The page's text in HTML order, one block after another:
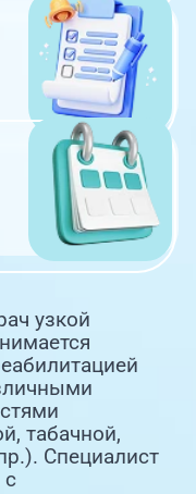
узкой
табачной,
Специалист
с